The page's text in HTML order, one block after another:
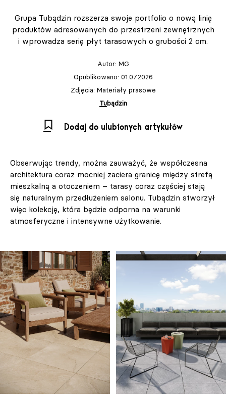
Grupa Tubądzin rozszerza swoje portfolio o nową linię
produktów adresowanych do przestrzeni zewnętrznych
i wprowadza serię płyt tarasowych o grubości 2 cm.
Autor: MG
Opublikowano: 01.07.2026
Zdjęcia: Materiały prasowe
Tubądzin
Dodaj do ulubionych artykułów
Obserwując trendy, można zauważyć, że współczesna
architektura coraz mocniej zaciera granicę między strefą
mieszkalną a otoczeniem – tarasy coraz częściej stają
się naturalnym przedłużeniem salonu. Tubądzin stworzył
więc kolekcję, która będzie odporna na warunki
atmosferyczne i intensywne użytkowanie.